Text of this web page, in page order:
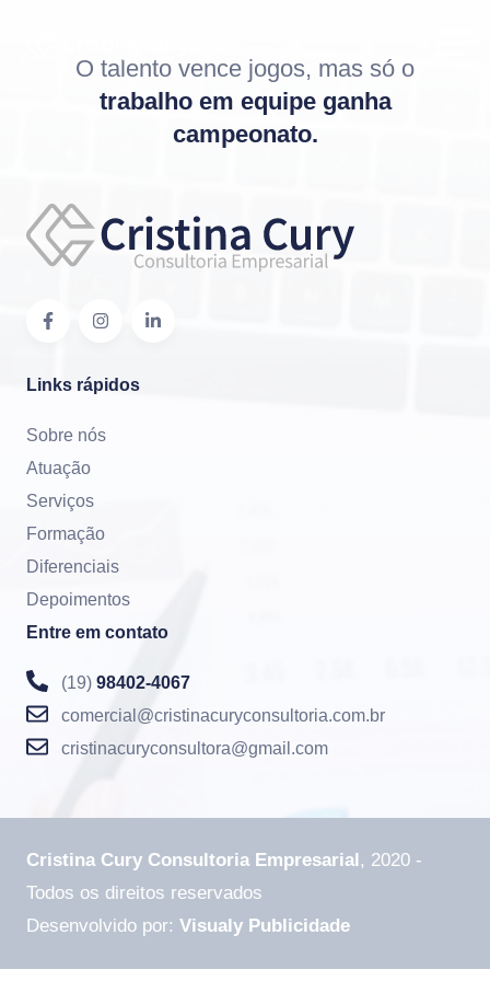
O talento vence jogos, mas só o
trabalho em equipe ganha
campeonato.
Links rápidos
Sobre nós
Atuação
Serviços
Formação
Diferenciais
Depoimentos
Entre em contato
(19) 98402-4067
comercial@cristinacuryconsultoria.com.br
cristinacuryconsultora@gmail.com
Cristina Cury Consultoria Empresarial, 2020 -
Todos os direitos reservados
Desenvolvido por: Visualy Publicidade